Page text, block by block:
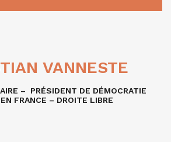
VANNESTE
– PRÉSIDENT DE DÉMOCRATIE
FRANCE – DROITE LIBRE